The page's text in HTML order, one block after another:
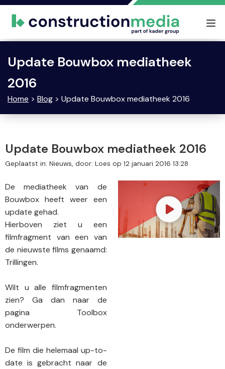
Update Bouwbox mediatheek
2016
Home > Blog > Update Bouwbox mediatheek 2016
Update Bouwbox mediatheek 2016
Geplaatst in: Nieuws, door: Loes op 12 januari 2016 13:28
De mediatheek van de
Bouwbox heeft weer een
update gehad.
Hierboven ziet u een
filmfragment van een van
de nieuwste films genaamd:
Trillingen.
Wilt u alle filmfragmenten
zien? Ga dan naar de
pagina Toolbox
onderwerpen.
De film die helemaal up-to-
date is gebracht naar de